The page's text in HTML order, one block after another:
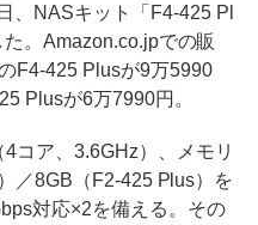
NASキット「F4-425 Pl
。Amazon.co.jpでの販
F4-425 Plusが9万5990
Plusが6万7990円。
コア、3.6GHz）、メモリ
／8GB（F2-425 Plus）を
対応×2を備える。その